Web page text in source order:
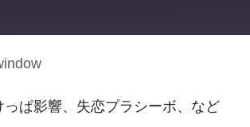
ぱ影響、失恋プラシーボ、など